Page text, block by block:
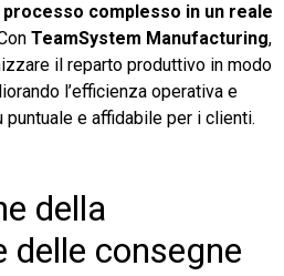
complesso in un reale
TeamSystem Manufacturing,
il reparto produttivo in modo
l’efficienza operativa e
e affidabile per i clienti.
della
delle consegne